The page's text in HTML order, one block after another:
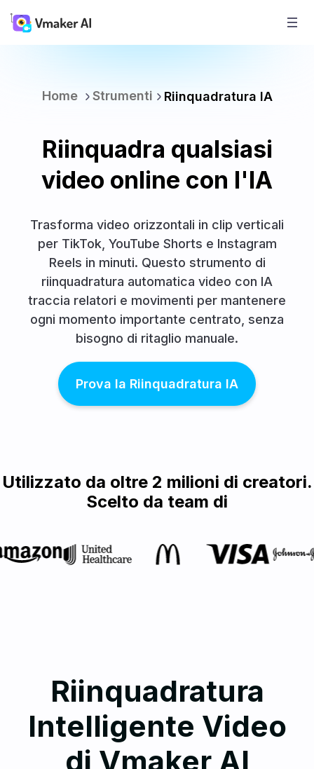
Home Strumenti Riinquadratura IA
Riinquadra qualsiasi
video online con l'IA
Trasforma video orizzontali in clip verticali
per TikTok, YouTube Shorts e Instagram
Reels in minuti. Questo strumento di
riinquadratura automatica video con IA
traccia relatori e movimenti per mantenere
ogni momento importante centrato, senza
bisogno di ritaglio manuale.
Prova la Riinquadratura IA
Utilizzato da oltre 2 milioni di creatori.
Scelto da team di
Riinquadratura
Intelligente Video
di Vmaker AI